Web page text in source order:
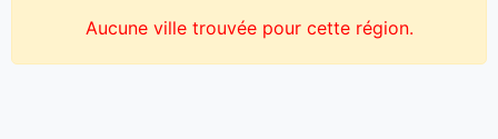
Aucune ville trouvée pour cette région.